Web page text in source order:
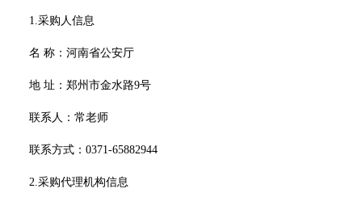
1.采购人信息
名 称： 河南省公安厅
地 址： 郑州市金水路9号
联系人：常老师
联系方式： 0371-65882944
2.采购代理机构信息